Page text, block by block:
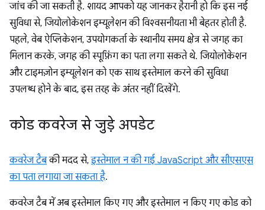
जांच की जा सकती है. शायद आपको यह जानकर हैरानी हो कि इस नई
सुविधा से, जियोलोकेशन इम्यूलेशन की विश्वसनीयता भी बेहतर होती है.
पहले, वेब ऐप्लिकेशन, उपयोगकर्ता के स्थानीय समय क्षेत्र से जगह का
मिलान करके, जगह की स्पूफ़िंग का पता लगा सकते थे. जियोलोकेशन
और टाइमज़ोन इम्यूलेशन को एक साथ इस्तेमाल करने की सुविधा
उपलब्ध होने के बाद, इस तरह के अंतर नहीं दिखेंगे.
कोड कवरेज से जुड़े अपडेट
कवरेज टैबकी मदद से,इस्तेमाल न की गई JavaScript और सीएसएस
का पता लगाया जा सकता है.
कवरेज टैब में अब इस्तेमाल किए गए और इस्तेमाल न किए गए कोड को